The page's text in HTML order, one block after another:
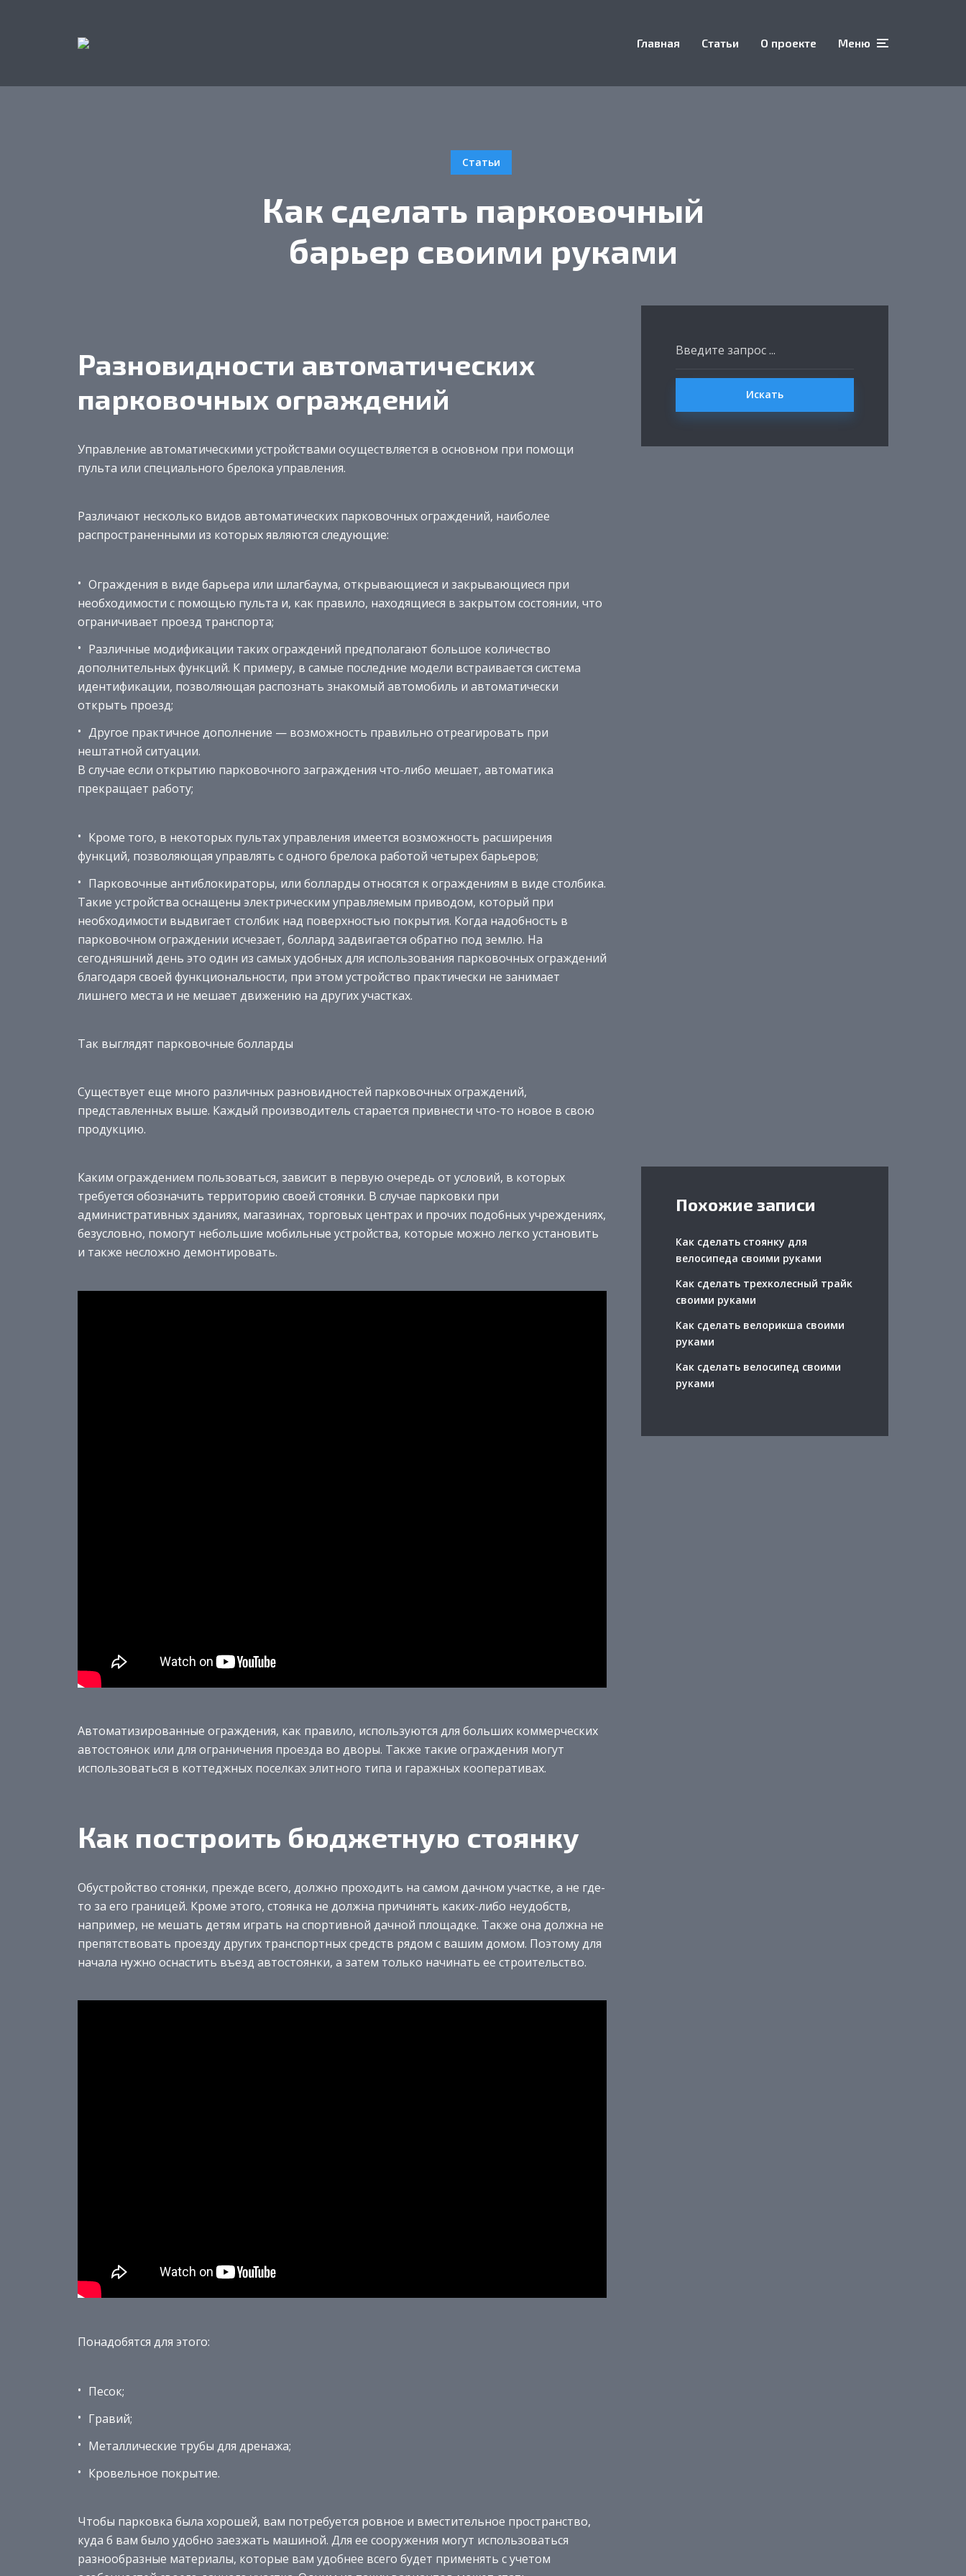
Главная Статьи О проекте Меню
Статьи
Как сделать парковочный
барьер своими руками
Разновидности автоматических
парковочных ограждений
Управление автоматическими устройствами осуществляется в основном при помощи
пульта или специального брелока управления.
Различают несколько видов автоматических парковочных ограждений, наиболее
распространенными из которых являются следующие:
Ограждения в виде барьера или шлагбаума, открывающиеся и закрывающиеся при
необходимости с помощью пульта и, как правило, находящиеся в закрытом состоянии, что
ограничивает проезд транспорта;
Различные модификации таких ограждений предполагают большое количество
дополнительных функций. К примеру, в самые последние модели встраивается система
идентификации, позволяющая распознать знакомый автомобиль и автоматически
открыть проезд;
Другое практичное дополнение — возможность правильно отреагировать при
нештатной ситуации.
В случае если открытию парковочного заграждения что-либо мешает, автоматика
прекращает работу;
Кроме того, в некоторых пультах управления имеется возможность расширения
функций, позволяющая управлять с одного брелока работой четырех барьеров;
Парковочные антиблокираторы, или болларды относятся к ограждениям в виде столбика.
Такие устройства оснащены электрическим управляемым приводом, который при
необходимости выдвигает столбик над поверхностью покрытия. Когда надобность в
парковочном ограждении исчезает, боллард задвигается обратно под землю. На
сегодняшний день это один из самых удобных для использования парковочных ограждений
благодаря своей функциональности, при этом устройство практически не занимает
лишнего места и не мешает движению на других участках.
Так выглядят парковочные болларды
Существует еще много различных разновидностей парковочных ограждений,
представленных выше. Каждый производитель старается привнести что-то новое в свою
продукцию.
Каким ограждением пользоваться, зависит в первую очередь от условий, в которых
требуется обозначить территорию своей стоянки. В случае парковки при
административных зданиях, магазинах, торговых центрах и прочих подобных учреждениях,
безусловно, помогут небольшие мобильные устройства, которые можно легко установить
и также несложно демонтировать.
Автоматизированные ограждения, как правило, используются для больших коммерческих
автостоянок или для ограничения проезда во дворы. Также такие ограждения могут
использоваться в коттеджных поселках элитного типа и гаражных кооперативах.
Как построить бюджетную стоянку
Обустройство стоянки, прежде всего, должно проходить на самом дачном участке, а не где-
то за его границей. Кроме этого, стоянка не должна причинять каких-либо неудобств,
например, не мешать детям играть на спортивной дачной площадке. Также она должна не
препятствовать проезду других транспортных средств рядом с вашим домом. Поэтому для
начала нужно оснастить въезд автостоянки, а затем только начинать ее строительство.
Понадобятся для этого:
Песок;
Гравий;
Металлические трубы для дренажа;
Кровельное покрытие.
Чтобы парковка была хорошей, вам потребуется ровное и вместительное пространство,
куда б вам было удобно заезжать машиной. Для ее сооружения могут использоваться
разнообразные материалы, которые вам удобнее всего будет применять с учетом
Искать
Похожие записи
Как сделать стоянку для
велосипеда своими руками
Как сделать трехколесный трайк
своими руками
Как сделать велорикша своими
руками
Как сделать велосипед своими
руками